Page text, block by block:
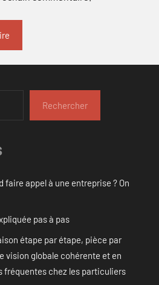
Rechercher
appel à une entreprise ? On
pas à pas
étape par étape, pièce par
vision globale cohérente et en
fréquentes chez les particuliers